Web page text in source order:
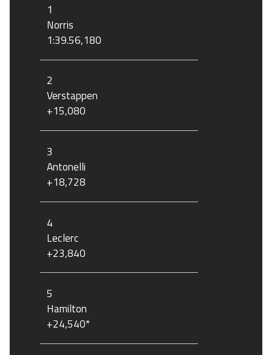
1
Norris
1:39.56,180
2
Verstappen
+15,080
3
Antonelli
+18,728
4
Leclerc
+23,840
5
Hamilton
+24,540*